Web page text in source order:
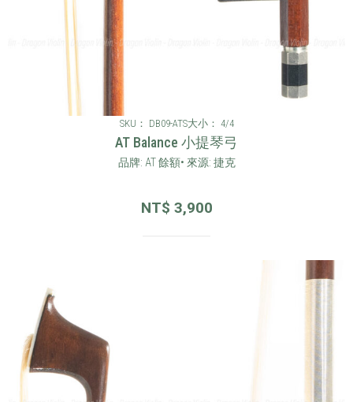
SKU： DB09-ATS大小： 4/4
AT Balance 小提琴弓
品牌: AT 餘額• 來源: 捷克
NT$ 3,900